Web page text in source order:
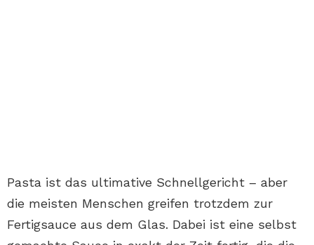
Pasta ist das ultimative Schnellgericht – aber
die meisten Menschen greifen trotzdem zur
Fertigsauce aus dem Glas. Dabei ist eine selbst